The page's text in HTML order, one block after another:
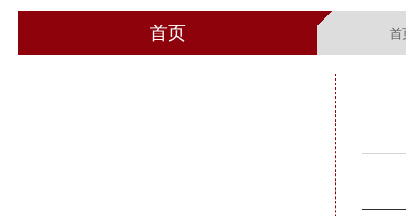
首页 首